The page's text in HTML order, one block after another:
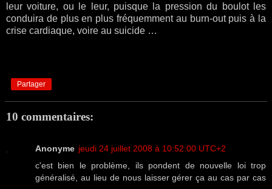
leur voiture, ou le leur, puisque la pression du boulot les
conduira de plus en plus fréquemment au burn-out puis à la
crise cardiaque, voire au suicide …
Partager
10 commentaires:
Anonyme jeudi 24 juillet 2008 à 10:52:00 UTC+2
c'est bien le problème, ils pondent de nouvelle loi trop
généralisé, au lieu de nous laisser gérer ça au cas par cas